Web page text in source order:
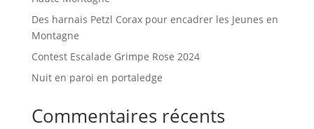
Des harnais Petzl Corax pour encadrer les Jeunes en
Montagne
Contest Escalade Grimpe Rose 2024
Nuit en paroi en portaledge
Commentaires récents